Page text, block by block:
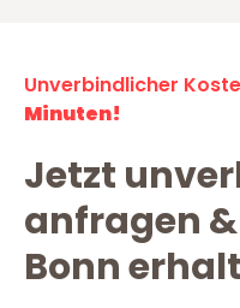
Unverbindlicher
Minuten!
Jetzt
anfragen
Bonn